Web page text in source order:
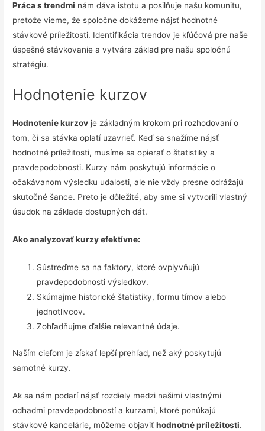
Práca s trendmi nám dáva istotu a posilňuje našu komunitu,
pretože vieme, že spoločne dokážeme nájsť hodnotné
stávkové príležitosti. Identifikácia trendov je kľúčová pre naše
úspešné stávkovanie a vytvára základ pre našu spoločnú
stratégiu.
Hodnotenie kurzov
Hodnotenie kurzov je základným krokom pri rozhodovaní o
tom, či sa stávka oplatí uzavrieť. Keď sa snažíme nájsť
hodnotné príležitosti, musíme sa opierať o štatistiky a
pravdepodobnosti. Kurzy nám poskytujú informácie o
očakávanom výsledku udalosti, ale nie vždy presne odrážajú
skutočné šance. Preto je dôležité, aby sme si vytvorili vlastný
úsudok na základe dostupných dát.
Ako analyzovať kurzy efektívne:
Sústreďme sa na faktory, ktoré ovplyvňujú
pravdepodobnosti výsledkov.
Skúmajme historické štatistiky, formu tímov alebo
jednotlivcov.
Zohľadňujme ďalšie relevantné údaje.
Naším cieľom je získať lepší prehľad, než aký poskytujú
samotné kurzy.
Ak sa nám podarí nájsť rozdiely medzi našimi vlastnými
odhadmi pravdepodobností a kurzami, ktoré ponúkajú
stávkové kancelárie, môžeme objaviťhodnotné príležitosti.